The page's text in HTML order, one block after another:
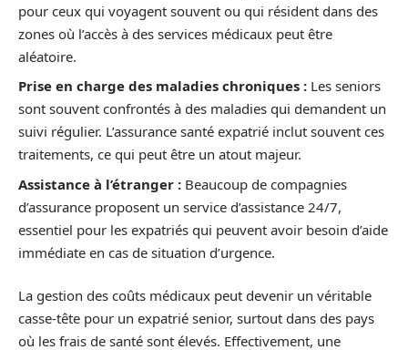
pour ceux qui voyagent souvent ou qui résident dans des
zones où l’accès à des services médicaux peut être
aléatoire.
Prise en charge des maladies chroniques : Les seniors
sont souvent confrontés à des maladies qui demandent un
suivi régulier. L’assurance santé expatrié inclut souvent ces
traitements, ce qui peut être un atout majeur.
Assistance à l’étranger : Beaucoup de compagnies
d’assurance proposent un service d’assistance 24/7,
essentiel pour les expatriés qui peuvent avoir besoin d’aide
immédiate en cas de situation d’urgence.
La gestion des coûts médicaux peut devenir un véritable
casse-tête pour un expatrié senior, surtout dans des pays
où les frais de santé sont élevés. Effectivement, une